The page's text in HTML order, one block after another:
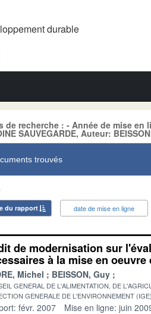
durable
de recherche : - Année de mise en
SAUVEGARDE, Auteur:
trouvés
du rapport date de mise en ligne
de modernisation sur
à la mise en
Michel BEISSON, Guy
GENERAL DE L'ALIMENTATION, DE
GENERALE DE L'ENVIRONNEMENT (IGE)
févr. 2007 Mise en ligne: juin